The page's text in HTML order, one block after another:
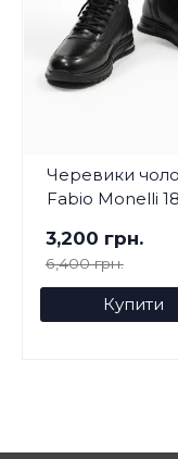
Черевики
Fabio Monelli
3,200 грн.
6,400 грн.
Купити